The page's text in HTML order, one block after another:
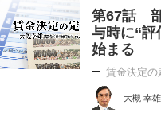
第67話
与時に“評
始まる
賃金決定の
大槻 幸